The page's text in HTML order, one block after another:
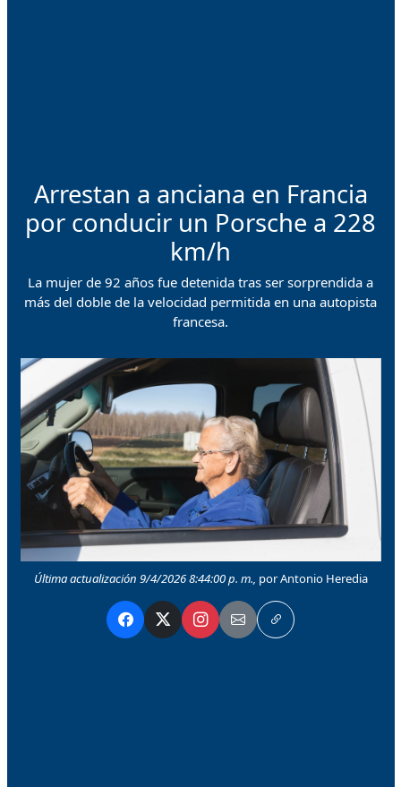
Arrestan a anciana en Francia
por conducir un Porsche a 228
km/h
La mujer de 92 años fue detenida tras ser sorprendida a
más del doble de la velocidad permitida en una autopista
francesa.
Última actualización 9/4/2026 8:44:00 p. m., por Antonio Heredia